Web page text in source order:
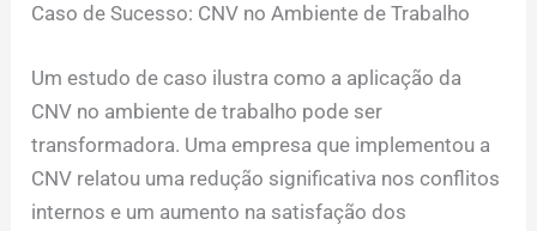
Caso de Sucesso: CNV no Ambiente de Trabalho
Um estudo de caso ilustra como a aplicação da
CNV no ambiente de trabalho pode ser
transformadora. Uma empresa que implementou a
CNV relatou uma redução significativa nos conflitos
internos e um aumento na satisfação dos